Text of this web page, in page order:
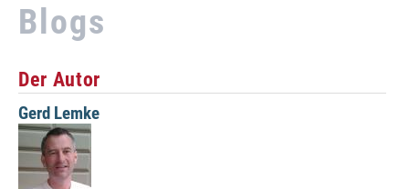
Blogs
Der Autor
Gerd Lemke